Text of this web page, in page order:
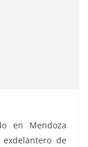
en Mendoza
de